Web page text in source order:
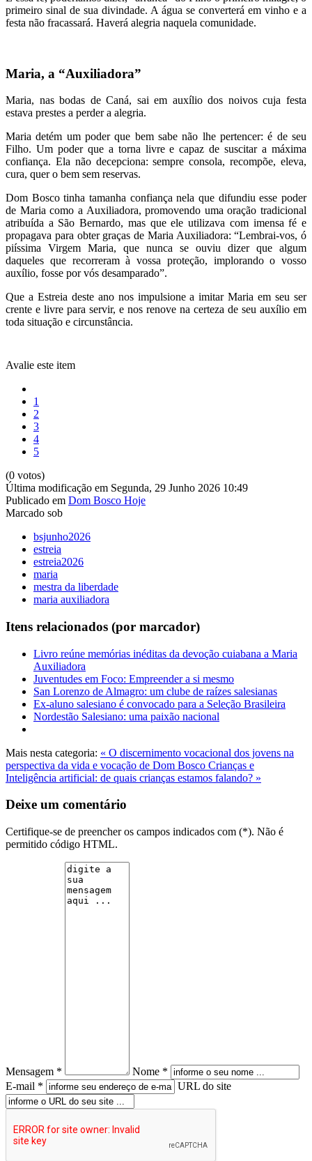
primeiro sinal de sua divindade. A água se converterá em vinho e a
festa não fracassará. Haverá alegria naquela comunidade.
Maria, a “Auxiliadora”
Maria, nas bodas de Caná, sai em auxílio dos noivos cuja festa
estava prestes a perder a alegria.
Maria detém um poder que bem sabe não lhe pertencer: é de seu
Filho. Um poder que a torna livre e capaz de suscitar a máxima
confiança. Ela não decepciona: sempre consola, recompõe, eleva,
cura, quer o bem sem reservas.
Dom Bosco tinha tamanha confiança nela que difundiu esse poder
de Maria como a Auxiliadora, promovendo uma oração tradicional
atribuída a São Bernardo, mas que ele utilizava com imensa fé e
propagava para obter graças de Maria Auxiliadora: “Lembrai-vos, ó
piíssima Virgem Maria, que nunca se ouviu dizer que algum
daqueles que recorreram à vossa proteção, implorando o vosso
auxílio, fosse por vós desamparado”.
Que a Estreia deste ano nos impulsione a imitar Maria em seu ser
crente e livre para servir, e nos renove na certeza de seu auxílio em
toda situação e circunstância.
Avalie este item
1
2
3
4
5
(0 votos)
Última modificação em Segunda, 29 Junho 2026 10:49
Publicado em Dom Bosco Hoje
Marcado sob
bsjunho2026
estreia
estreia2026
maria
mestra da liberdade
maria auxiliadora
Itens relacionados (por marcador)
Livro reúne memórias inéditas da devoção cuiabana a Maria
Auxiliadora
Juventudes em Foco: Empreender a si mesmo
San Lorenzo de Almagro: um clube de raízes salesianas
Ex-aluno salesiano é convocado para a Seleção Brasileira
Nordestão Salesiano: uma paixão nacional
Mais nesta categoria: « O discernimento vocacional dos jovens na
perspectiva da vida e vocação de Dom Bosco Crianças e
Inteligência artificial: de quais crianças estamos falando? »
Deixe um comentário
Certifique-se de preencher os campos indicados com (*). Não é
permitido código HTML.
Mensagem *
Nome *
E-mail *
URL do site